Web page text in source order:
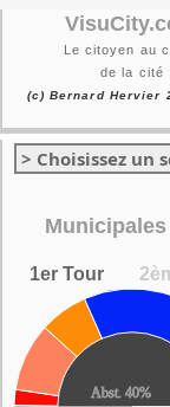
Le citoyen au
de la cité
(c) Bernard Hervier
> Choisissez un
Municipales
1er Tour